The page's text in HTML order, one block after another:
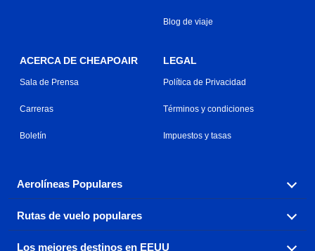
Blog de viaje
ACERCA DE CHEAPOAIR
Sala de Prensa
Carreras
Boletín
LEGAL
Política de Privacidad
Términos y condiciones
Impuestos y tasas
Aerolíneas Populares
Explora nuestras opciones de tarifas aéreas baratas por
aerolínea, con más de 500 opciones para elegir.
Rutas de vuelo populares
Los mejores destinos en EEUU